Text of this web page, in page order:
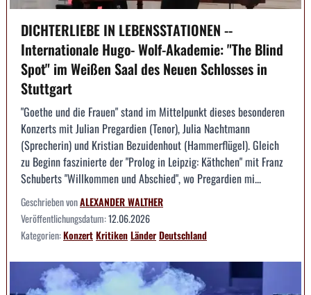
DICHTERLIEBE IN LEBENSSTATIONEN --
Internationale Hugo- Wolf-Akademie: "The Blind
Spot" im Weißen Saal des Neuen Schlosses in
Stuttgart
"Goethe und die Frauen" stand im Mittelpunkt dieses besonderen
Konzerts mit Julian Pregardien (Tenor), Julia Nachtmann
(Sprecherin) und Kristian Bezuidenhout (Hammerflügel). Gleich
zu Beginn faszinierte der "Prolog in Leipzig: Käthchen" mit Franz
Schuberts "Willkommen und Abschied", wo Pregardien mi...
Geschrieben vonALEXANDER WALTHER
Veröffentlichungsdatum:12.06.2026
Kategorien:KonzertKritikenLänderDeutschland